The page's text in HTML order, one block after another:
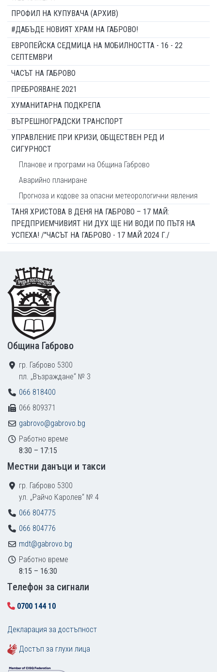
ПРОФИЛ НА КУПУВАЧА (АРХИВ)
#ДАБЪДЕ НОВИЯТ ХРАМ НА ГАБРОВО!
ЕВРОПЕЙСКА СЕДМИЦА НА МОБИЛНОСТТА - 16 - 22
СЕПТЕМВРИ
ЧАСЪТ НА ГАБРОВО
ПРЕБРОЯВАНЕ 2021
ХУМАНИТАРНА ПОДКРЕПА
ВЪТРЕШНОГРАДСКИ ТРАНСПОРТ
УПРАВЛЕНИЕ ПРИ КРИЗИ, ОБЩЕСТВЕН РЕД И
СИГУРНОСТ
Планове и програми на Община Габрово
Аварийно планиране
Прогноза и кодове за опасни метеорологични явления
ТАНЯ ХРИСТОВА В ДЕНЯ НА ГАБРОВО – 17 МАЙ:
ПРЕДПРИЕМЧИВИЯТ НИ ДУХ ЩЕ НИ ВОДИ ПО ПЪТЯ НА
УСПЕХА! /"ЧАСЪТ НА ГАБРОВО - 17 МАЙ 2024 Г./
Footer
Община Габрово
гр. Габрово 5300
пл. „Възраждане“ № 3
066 818400
066 809371
gabrovo@gabrovo.bg
Работно време
8:30 – 17:15
Местни данъци и такси
гр. Габрово 5300
ул. „Райчо Каролев“ № 4
066 804775
066 804776
mdt@gabrovo.bg
Работно време
8:15 – 16:30
Tелефон за сигнали
0700 144 10
Декларация за достъпност
Достъп за глухи лица